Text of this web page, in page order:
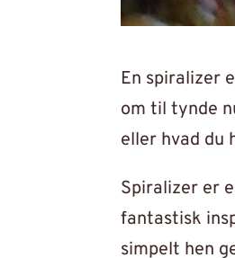
En spiralizer
om til tynde
eller hvad du
Spiralizer er
fantastisk
simpelt hen